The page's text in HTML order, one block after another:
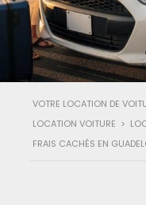
VOTRE LOCATION DE
LOCATION VOITURE >
FRAIS CACHÉS EN